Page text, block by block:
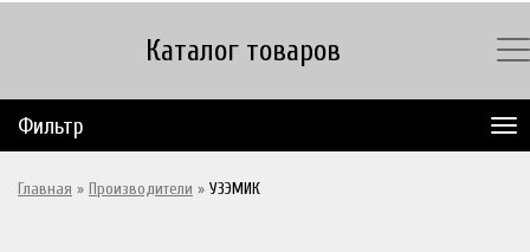
Каталог товаров
Фильтр
Главная » Производители » УЗЭМИК